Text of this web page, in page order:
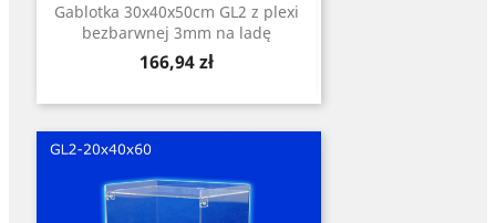
Gablotka 30x40x50cm GL2 z plexi
bezbarwnej 3mm na ladę
Cena
166,94 zł